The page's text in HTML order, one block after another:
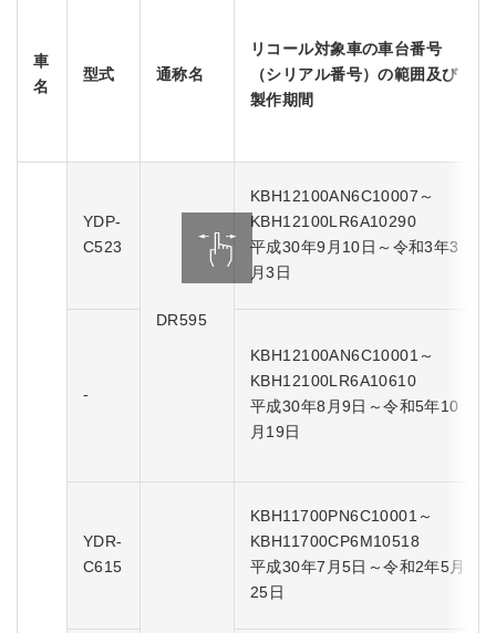
車
名
型式 通称名
リコール対象車の車台番号
（シリアル番号）の範囲及び
製作期間
YDP-
C523
DR595
KBH12100AN6C10007～
KBH12100LR6A10290
平成30年9月10日～令和3年3
月3日
-
KBH12100AN6C10001～
KBH12100LR6A10610
平成30年8月9日～令和5年10
月19日
YDR-
C615
KBH11700PN6C10001～
KBH11700CP6M10518
平成30年7月5日～令和2年5月
25日